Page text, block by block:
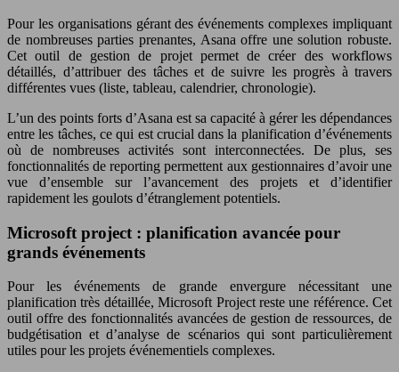
Pour les organisations gérant des événements complexes impliquant
de nombreuses parties prenantes, Asana offre une solution robuste.
Cet outil de gestion de projet permet de créer des workflows
détaillés, d’attribuer des tâches et de suivre les progrès à travers
différentes vues (liste, tableau, calendrier, chronologie).
L’un des points forts d’Asana est sa capacité à gérer les dépendances
entre les tâches, ce qui est crucial dans la planification d’événements
où de nombreuses activités sont interconnectées. De plus, ses
fonctionnalités de reporting permettent aux gestionnaires d’avoir une
vue d’ensemble sur l’avancement des projets et d’identifier
rapidement les goulots d’étranglement potentiels.
Microsoft project : planification avancée pour
grands événements
Pour les événements de grande envergure nécessitant une
planification très détaillée, Microsoft Project reste une référence. Cet
outil offre des fonctionnalités avancées de gestion de ressources, de
budgétisation et d’analyse de scénarios qui sont particulièrement
utiles pour les projets événementiels complexes.